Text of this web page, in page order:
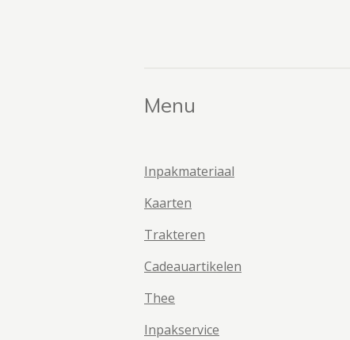
Menu
Inpakmateriaal
Kaarten
Trakteren
Cadeauartikelen
Thee
Inpakservice